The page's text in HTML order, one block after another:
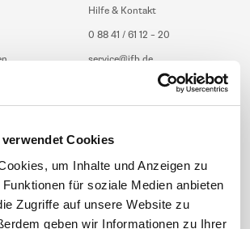
Cookies
um Inhalte und Anzeigen zu
für soziale Medien anbieten
Zugriffe auf unsere Website zu
geben wir Informationen zu Ihrer
Hilfe & Kontakt
0 88 41 / 61 12 – 20
service@ifb.de
Übersicht Beratung
Schulungsberatung
Inhouseberatung
Themen
Betriebsrat gründen
BEM